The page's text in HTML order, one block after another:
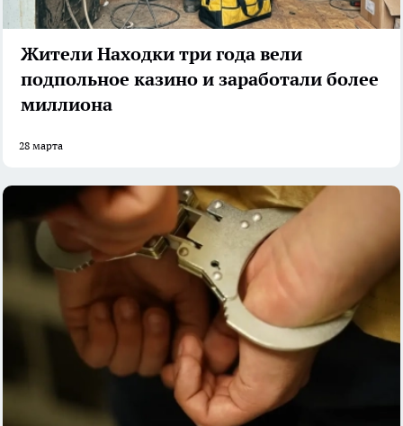
Жители Находки три года вели
подпольное казино и заработали более
миллиона
28 марта